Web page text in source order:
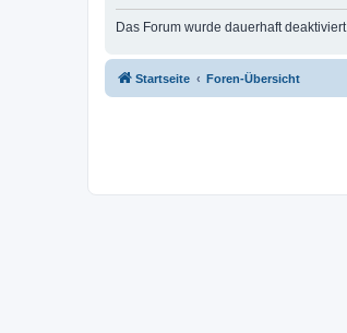
Das Forum wurde dauerhaft deaktiviert.
Startseite Foren-Übersicht